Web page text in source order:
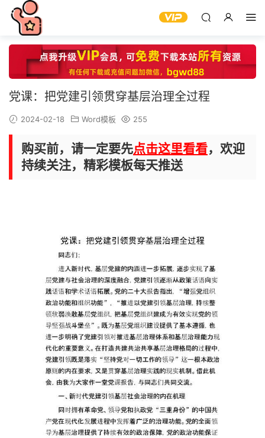
党课：把党建引领贯穿基层治理全过程
2024-02-18 Word模板 255
购买前，请一定要先点击这里看看，欢迎
持续关注，精彩模板每天推送